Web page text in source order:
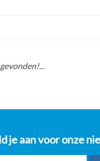
je aan voor onze